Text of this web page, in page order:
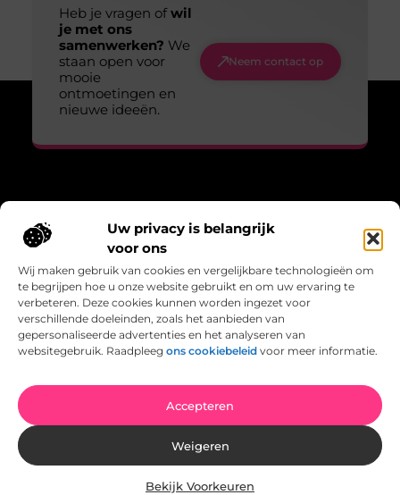
Uw privacy is belangrijk
voor ons
Wij maken gebruik van cookies en vergelijkbare technologieën om
te begrijpen hoe u onze website gebruikt en om uw ervaring te
verbeteren. Deze cookies kunnen worden ingezet voor
verschillende doeleinden, zoals het aanbieden van
gepersonaliseerde advertenties en het analyseren van
websitegebruik. Raadpleeg ons cookiebeleid voor meer informatie.
Accepteren
Weigeren
Bekijk Voorkeuren
Heb je vragen ofwil
je met ons
samenwerken? We
staan open voor
mooie
ontmoetingen en
nieuwe ideeën.
Neem contact op
“Adem, wandel, leef – verhalen die bewegen.”
frisse gedachten en de kracht van beweging in het dagelijks
bestaan.
Bericht categorie
Website index Cookiebeleid (EU)